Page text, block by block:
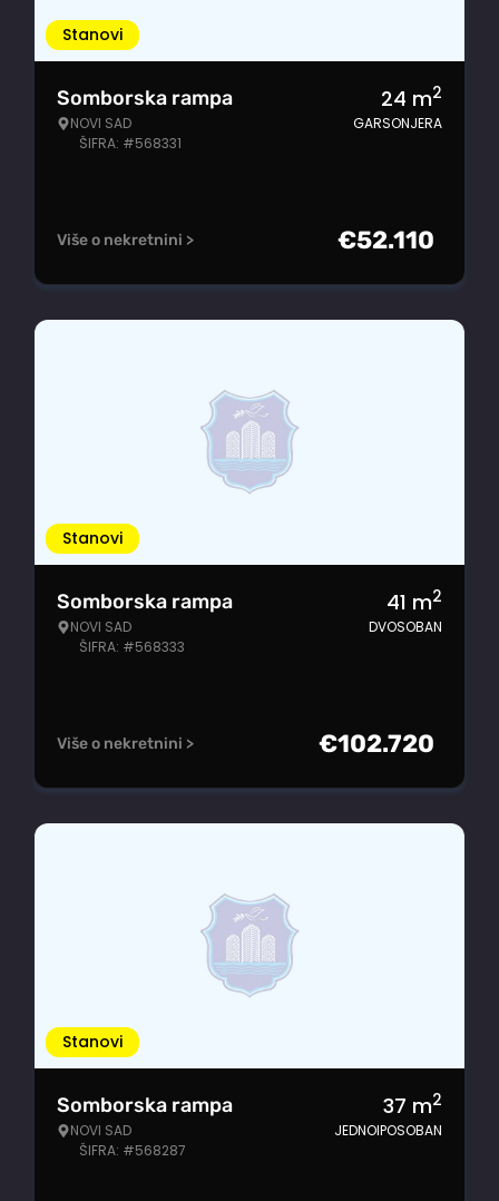
Stanovi
Somborska rampa
NOVI SAD
ŠIFRA: #568331
24 m2
GARSONJERA
Više o nekretnini > €52.110
Stanovi
Somborska rampa
NOVI SAD
ŠIFRA: #568333
41 m2
DVOSOBAN
Više o nekretnini > €102.720
Stanovi
Somborska rampa
NOVI SAD
ŠIFRA: #568287
37 m2
JEDNOIPOSOBAN